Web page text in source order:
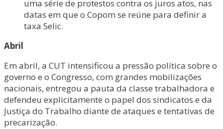
uma série de protestos contra os juros atos, nas
datas em que o Copom se reúne para definir a
taxa Selic.
Abril
Em abril, a CUT intensificou a pressão política sobre o
governo e o Congresso, com grandes mobilizações
nacionais, entregou a pauta da classe trabalhadora e
defendeu explicitamente o papel dos sindicatos e da
Justiça do Trabalho diante de ataques e tentativas de
precarização.